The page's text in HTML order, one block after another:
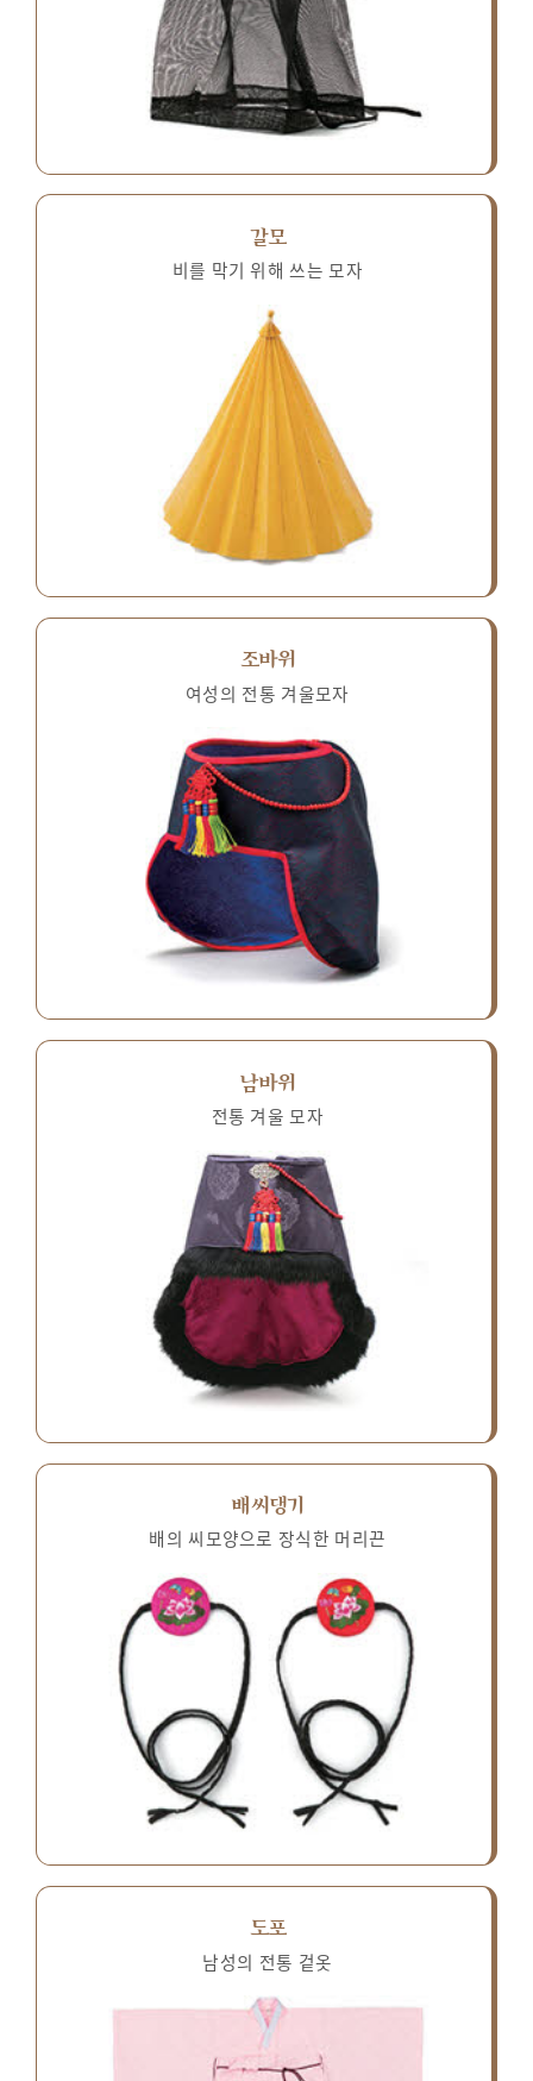
갈모
비를 막기 위해 쓰는 모자
조바위
여성의 전통 겨울모자
남바위
전통 겨울 모자
배씨댕기
배의 씨모양으로 장식한 머리끈
도포
남성의 전통 겉옷